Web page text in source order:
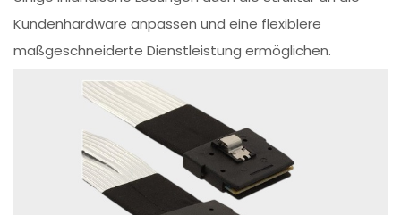
Kundenhardware anpassen und eine flexiblere
maßgeschneiderte Dienstleistung ermöglichen.